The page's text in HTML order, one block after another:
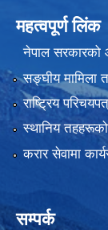
महत्वपूर्ण लिंक
नेपाल सरकारको
सङ्‍घीय मामिला
राष्ट्रिय
स्थानिय
करार सेवामा
सम्पर्क